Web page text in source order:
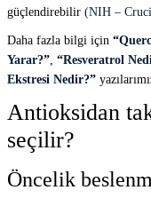
güçlendirebilir (NIH –
Daha fazla bilgi için “
Yarar?”, “Resveratrol
Ekstresi Nedir?”
Antioksidan
seçilir?
Öncelik